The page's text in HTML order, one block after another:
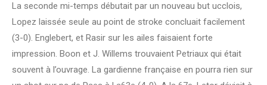
La seconde mi-temps débutait par un nouveau but ucclois,
Lopez laissée seule au point de stroke concluait facilement
(3-0). Englebert, et Rasir sur les ailes faisaient forte
impression. Boon et J. Willems trouvaient Petriaux qui était
souvent à l’ouvrage. La gardienne française en pourra rien sur